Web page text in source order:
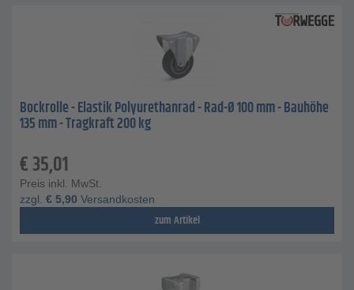
Bockrolle - Elastik Polyurethanrad - Rad-Ø 100 mm - Bauhöhe
135 mm - Tragkraft 200 kg
€35,01
Preis inkl. MwSt.
zzgl. € 5,90 Versandkosten
zum Artikel